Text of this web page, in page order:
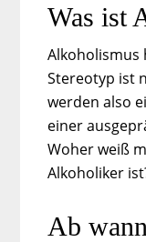
Was ist
Alkoholismus
Stereotyp ist
werden also
einer
Woher weiß
Alkoholiker
Ab